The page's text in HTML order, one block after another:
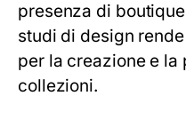
presenza di
studi di design
per la creazione e
collezioni.